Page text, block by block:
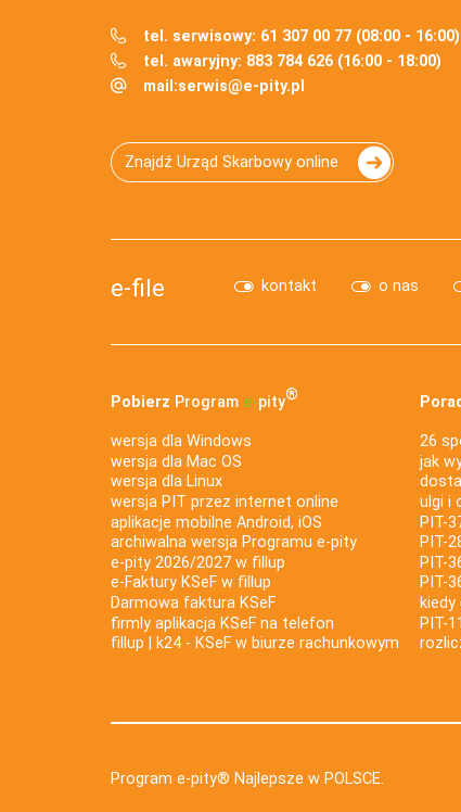
tel. serwisowy: 61 307 00 77 (08:00 - 16:00)
tel. awaryjny: 883 784 626 (16:00 - 18:00)
mail:serwis@e-pity.pl
Znajdź Urząd Skarbowy online
e-file kontakt o nas
Pobierz Program e‑pity®
wersja dla Windows
wersja dla Mac OS
wersja dla Linux
wersja PIT przez internet online
aplikacje mobilne Android, iOS
archiwalna wersja Programu e-pity
e-pity 2026/2027 w fillup
e‑Faktury KSeF w fillup
Darmowa faktura KSeF
firmly aplikacja KSeF na telefon
fillup | k24 - KSeF w biurze rachunkowym
26
jak
ulgi i
PIT-
PIT-
PIT-
PIT-
PIT-
Program e-pity® Najlepsze w POLSCE.